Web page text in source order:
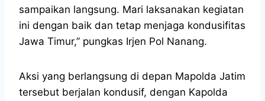
sampaikan langsung. Mari laksanakan kegiatan
ini dengan baik dan tetap menjaga kondusifitas
Jawa Timur,” pungkas Irjen Pol Nanang.
Aksi yang berlangsung di depan Mapolda Jatim
tersebut berjalan kondusif, dengan Kapolda